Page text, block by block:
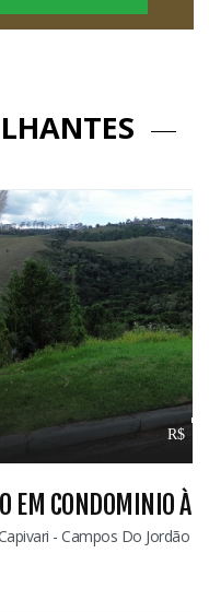
TC7534
700.000,00
VENDA